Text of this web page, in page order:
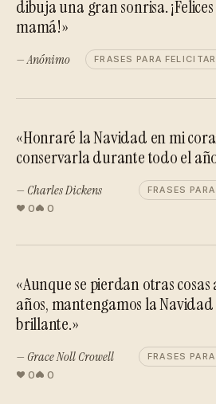
dibuja una gran sonrisa.
mamá!»
— Anónimo FRASES PARA
«Honraré la Navidad en mi
conservarla durante todo el
— Charles Dickens FRASES
0 0
«Aunque se pierdan otras
años, mantengamos la
brillante.»
— Grace Noll Crowell FRASES
0 0